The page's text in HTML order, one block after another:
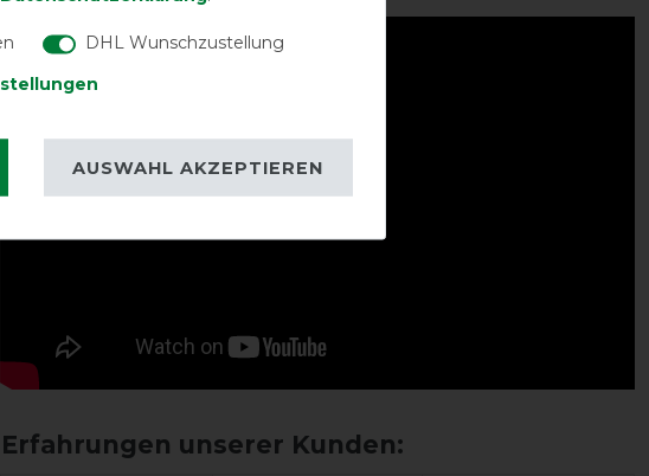
DHL Wunschzustellung
AUSWAHL AKZEPTIEREN